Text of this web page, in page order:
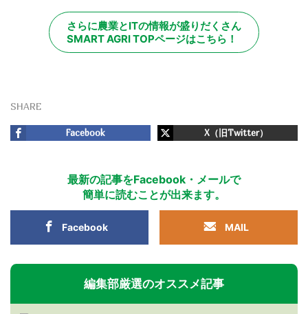
さらに農業とITの情報が盛りだくさん
SMART AGRI TOPページはこちら！
SHARE
Facebook X（旧Twitter）
最新の記事をFacebook・メールで
簡単に読むことが出来ます。
Facebook MAIL
編集部厳選のオススメ記事